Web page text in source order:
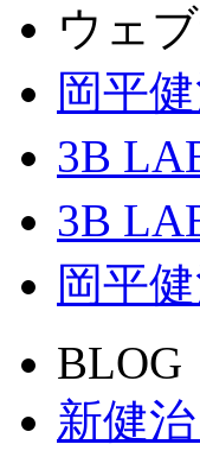
ウェ
岡平
3B
3B
岡平
BLOG
新健